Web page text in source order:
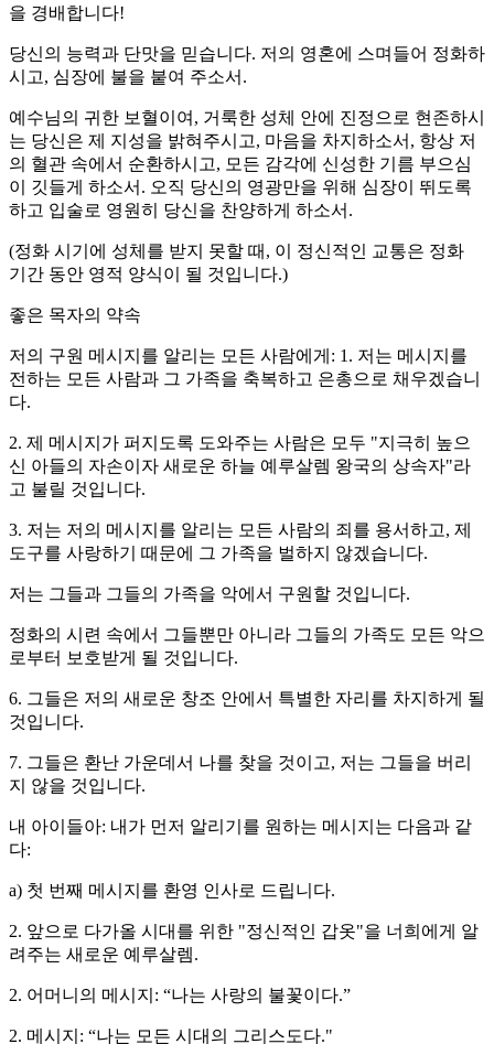
을 경배합니다!
당신의 능력과 단맛을 믿습니다. 저의 영혼에 스며들어 정화하
시고, 심장에 불을 붙여 주소서.
예수님의 귀한 보혈이여, 거룩한 성체 안에 진정으로 현존하시
는 당신은 제 지성을 밝혀주시고, 마음을 차지하소서, 항상 저
의 혈관 속에서 순환하시고, 모든 감각에 신성한 기름 부으심
이 깃들게 하소서. 오직 당신의 영광만을 위해 심장이 뛰도록
하고 입술로 영원히 당신을 찬양하게 하소서.
(정화 시기에 성체를 받지 못할 때, 이 정신적인 교통은 정화
기간 동안 영적 양식이 될 것입니다.)
좋은 목자의 약속
저의 구원 메시지를 알리는 모든 사람에게: 1. 저는 메시지를
전하는 모든 사람과 그 가족을 축복하고 은총으로 채우겠습니
다.
2. 제 메시지가 퍼지도록 도와주는 사람은 모두 "지극히 높으
신 아들의 자손이자 새로운 하늘 예루살렘 왕국의 상속자"라
고 불릴 것입니다.
3. 저는 저의 메시지를 알리는 모든 사람의 죄를 용서하고, 제
도구를 사랑하기 때문에 그 가족을 벌하지 않겠습니다.
저는 그들과 그들의 가족을 악에서 구원할 것입니다.
정화의 시련 속에서 그들뿐만 아니라 그들의 가족도 모든 악으
로부터 보호받게 될 것입니다.
6. 그들은 저의 새로운 창조 안에서 특별한 자리를 차지하게 될
것입니다.
7. 그들은 환난 가운데서 나를 찾을 것이고, 저는 그들을 버리
지 않을 것입니다.
내 아이들아: 내가 먼저 알리기를 원하는 메시지는 다음과 같
다:
a) 첫 번째 메시지를 환영 인사로 드립니다.
2. 앞으로 다가올 시대를 위한 "정신적인 갑옷"을 너희에게 알
려주는 새로운 예루살렘.
2. 어머니의 메시지: “나는 사랑의 불꽃이다.”
2. 메시지: “나는 모든 시대의 그리스도다."